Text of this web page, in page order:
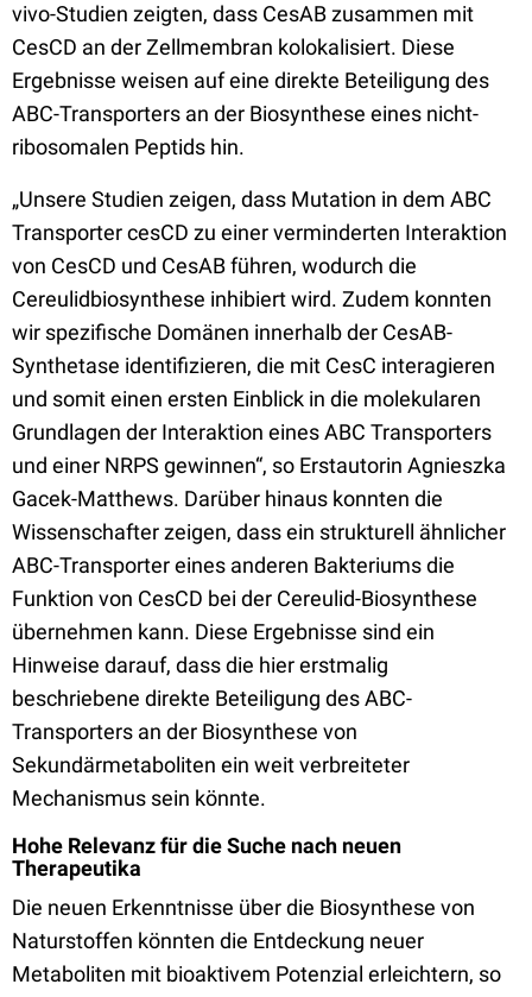
vivo-Studien zeigten, dass CesAB zusammen mit
CesCD an der Zellmembran kolokalisiert. Diese
Ergebnisse weisen auf eine direkte Beteiligung des
ABC-Transporters an der Biosynthese eines nicht-
ribosomalen Peptids hin.
„Unsere Studien zeigen, dass Mutation in dem ABC
Transporter cesCD zu einer verminderten Interaktion
von CesCD und CesAB führen, wodurch die
Cereulidbiosynthese inhibiert wird. Zudem konnten
wir spezifische Domänen innerhalb der CesAB-
Synthetase identifizieren, die mit CesC interagieren
und somit einen ersten Einblick in die molekularen
Grundlagen der Interaktion eines ABC Transporters
und einer NRPS gewinnen“, so Erstautorin Agnieszka
Gacek-Matthews. Darüber hinaus konnten die
Wissenschafter zeigen, dass ein strukturell ähnlicher
ABC-Transporter eines anderen Bakteriums die
Funktion von CesCD bei der Cereulid-Biosynthese
übernehmen kann. Diese Ergebnisse sind ein
Hinweise darauf, dass die hier erstmalig
beschriebene direkte Beteiligung des ABC-
Transporters an der Biosynthese von
Sekundärmetaboliten ein weit verbreiteter
Mechanismus sein könnte.
Hohe Relevanz für die Suche nach neuen
Therapeutika
Die neuen Erkenntnisse über die Biosynthese von
Naturstoffen könnten die Entdeckung neuer
Metaboliten mit bioaktivem Potenzial erleichtern, so